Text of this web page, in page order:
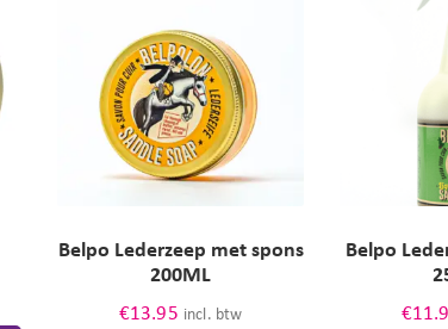
Belpo Lederzeep met spons
200ML
€13.95 incl. btw
Belpo
€